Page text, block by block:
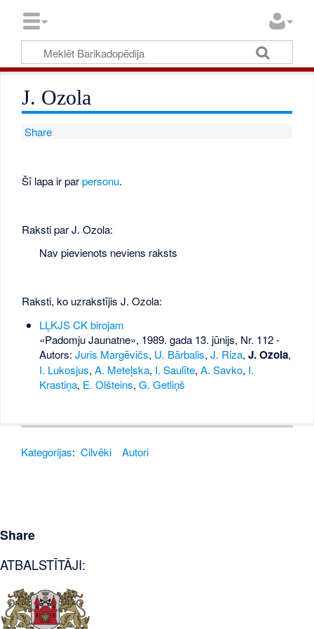
J. Ozola
Share
Šī lapa ir parpersonu.
Raksti par J. Ozola:
Nav pievienots neviens raksts
Raksti, ko uzrakstījis J. Ozola:
LĻKJS CK birojam
«Padomju Jaunatne», 1989. gada 13. jūnijs, Nr. 112-
Autors: Juris Margēvičs, U. Bārbalis, J. Riza, J. Ozola,
I. Lukosjus, A. Meteļska, I. Saulīte, A. Savko, I.
Krastiņa, E. Olšteins, G. Getliņš
Kategorijas: Cilvēki Autori
Share
ATBALSTĪTĀJI: